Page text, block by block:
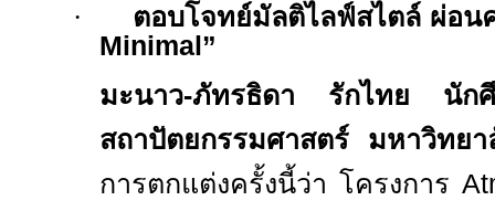
·
ตอบโจทย์มัลติไลฟ์สไตล์ ผ่อน
Minimal”
มะนาว-ภัทรธิดา รักไทย นั
สถาปัตยกรรมศาสตร์ มหาวิทยา
การตกแต่งครั้งนี้ว่า โครงการ